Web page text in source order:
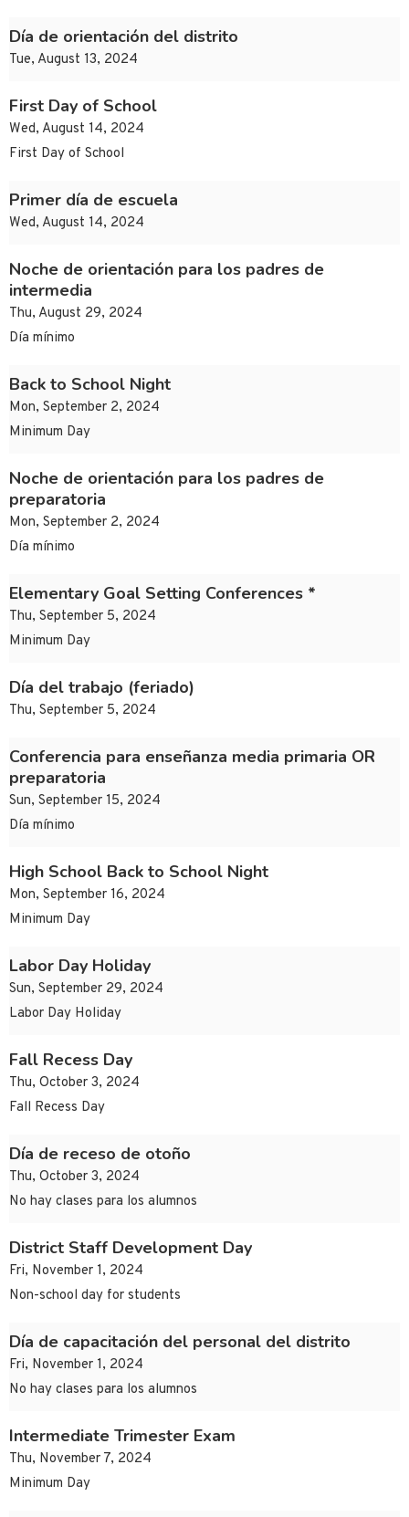
Día de orientación del distrito
Tue, August 13, 2024
First Day of School
Wed, August 14, 2024
First Day of School
Primer día de escuela
Wed, August 14, 2024
Noche de orientación para los padres de
intermedia
Thu, August 29, 2024
Día mínimo
Back to School Night
Mon, September 2, 2024
Minimum Day
Noche de orientación para los padres de
preparatoria
Mon, September 2, 2024
Día mínimo
Elementary Goal Setting Conferences *
Thu, September 5, 2024
Minimum Day
Día del trabajo (feriado)
Thu, September 5, 2024
Conferencia para enseñanza media primaria OR
preparatoria
Sun, September 15, 2024
Día mínimo
High School Back to School Night
Mon, September 16, 2024
Minimum Day
Labor Day Holiday
Sun, September 29, 2024
Labor Day Holiday
Fall Recess Day
Thu, October 3, 2024
Fall Recess Day
Día de receso de otoño
Thu, October 3, 2024
No hay clases para los alumnos
District Staff Development Day
Fri, November 1, 2024
Non-school day for students
Día de capacitación del personal del distrito
Fri, November 1, 2024
No hay clases para los alumnos
Intermediate Trimester Exam
Thu, November 7, 2024
Minimum Day